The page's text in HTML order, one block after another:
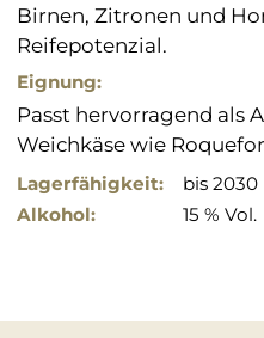
Birnen, Zitronen und
Reifepotenzial.
Eignung:
Passt hervorragend als
Weichkäse wie
Lagerfähigkeit:
bis 2030
Alkohol:
15 % Vol.